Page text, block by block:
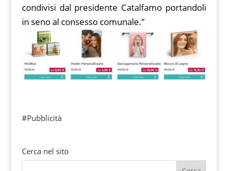
condivisi dal presidente Catalfamo portandoli
in seno al consesso comunale.”
#Pubblicità
Cerca nel sito